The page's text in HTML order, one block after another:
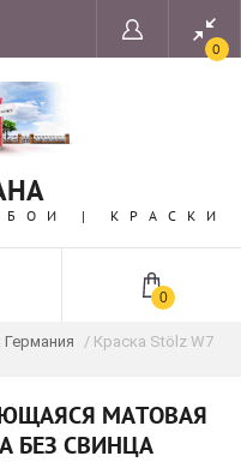
0
| КРАСКИ
0
Германия
/ Краска Stölz W7
МАТОВАЯ
БЕЗ СВИНЦА